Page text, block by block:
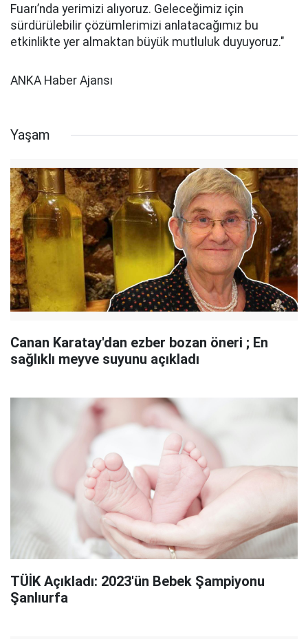
Fuarı’nda yerimizi alıyoruz. Geleceğimiz için
sürdürülebilir çözümlerimizi anlatacağımız bu
etkinlikte yer almaktan büyük mutluluk duyuyoruz."
ANKA Haber Ajansı
Yaşam
Canan Karatay'dan ezber bozan öneri ; En
sağlıklı meyve suyunu açıkladı
TÜİK Açıkladı: 2023'ün Bebek Şampiyonu
Şanlıurfa